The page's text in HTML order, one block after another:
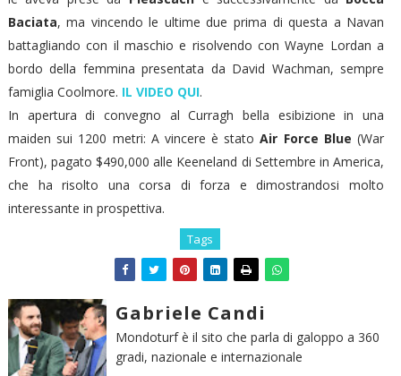
Baciata, ma vincendo le ultime due prima di questa a Navan
battagliando con il maschio e risolvendo con Wayne Lordan a
bordo della femmina presentata da David Wachman, sempre
famiglia Coolmore. IL VIDEO QUI.
In apertura di convegno al Curragh bella esibizione in una
maiden sui 1200 metri: A vincere è statoAir Force Blue (War
Front), pagato $490,000 alle Keeneland di Settembre in America,
che ha risolto una corsa di forza e dimostrandosi molto
interessante in prospettiva.
Tags
Gabriele Candi
Mondoturf è il sito che parla di galoppo a 360
gradi, nazionale e internazionale